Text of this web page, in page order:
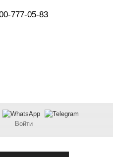
777-05-83
Войти